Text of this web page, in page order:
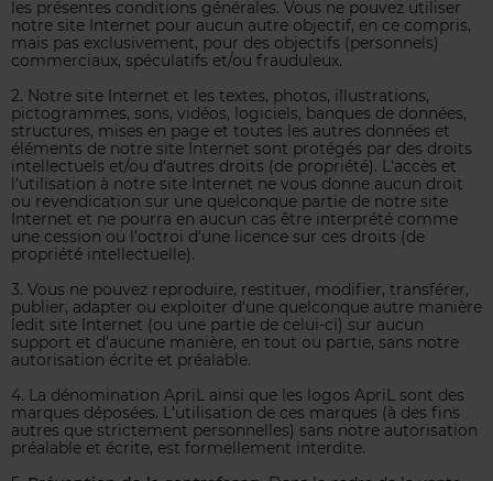
les présentes conditions générales. Vous ne pouvez utiliser
notre site Internet pour aucun autre objectif, en ce compris,
mais pas exclusivement, pour des objectifs (personnels)
commerciaux, spéculatifs et/ou frauduleux.
2. Notre site Internet et les textes, photos, illustrations,
pictogrammes, sons, vidéos, logiciels, banques de données,
structures, mises en page et toutes les autres données et
éléments de notre site Internet sont protégés par des droits
intellectuels et/ou d'autres droits (de propriété). L'accès et
l'utilisation à notre site Internet ne vous donne aucun droit
ou revendication sur une quelconque partie de notre site
Internet et ne pourra en aucun cas être interprété comme
une cession ou l'octroi d'une licence sur ces droits (de
propriété intellectuelle).
3. Vous ne pouvez reproduire, restituer, modifier, transférer,
publier, adapter ou exploiter d'une quelconque autre manière
ledit site Internet (ou une partie de celui-ci) sur aucun
support et d'aucune manière, en tout ou partie, sans notre
autorisation écrite et préalable.
4. La dénomination ApriL ainsi que les logos ApriL sont des
marques déposées. L'utilisation de ces marques (à des fins
autres que strictement personnelles) sans notre autorisation
préalable et écrite, est formellement interdite.